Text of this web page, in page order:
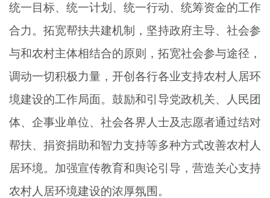
统一目标、统一计划、统一行动、统筹资金的工作
合力。拓宽帮扶共建机制，坚持政府主导、社会参
与和农村主体相结合的原则，拓宽社会参与途径，
调动一切积极力量，开创各行各业支持农村人居环
境建设的工作局面。鼓励和引导党政机关、人民团
体、企事业单位、社会各界人士及志愿者通过结对
帮扶、捐资捐助和智力支持等多种方式改善农村人
居环境。加强宣传教育和舆论引导，营造关心支持
农村人居环境建设的浓厚氛围。